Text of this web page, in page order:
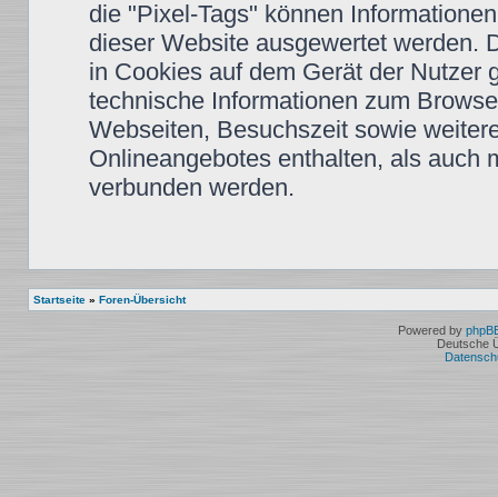
die "Pixel-Tags" können
dieser Website ausgewertet werden.
in Cookies auf dem Gerät der Nutzer
technische Informationen zum
Webseiten, Besuchszeit sowie
Onlineangebotes enthalten, als auch
verbunden werden.
Startseite » Foren-Übersicht
Powered by
Deutsche